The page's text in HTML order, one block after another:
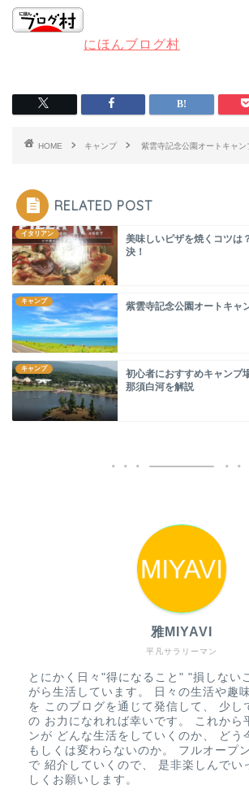
にほんブログ村
HOME キャンプ 紫雲寺記念公園オートキャ
RELATED POST
イタリアン
美味しいピザを焼くコツは
決！
キャンプ 紫雲寺記念公園オートキ
キャンプ
初心者におすすめキャンプ
那須白河を解説
平凡サラリーマン
雅MIYAVI
とにかく日々"得になること" "損しない
がら生活しています。 日々の生活や趣
を このブログを通じて発信して、 少し
の お力になれれば幸いです。 これから
ンが どんな生活をしていくのか、 どう
もしくは変わらないのか。 フルオープ
で 紹介していくので、 是非楽しんでい
しくお願いします。